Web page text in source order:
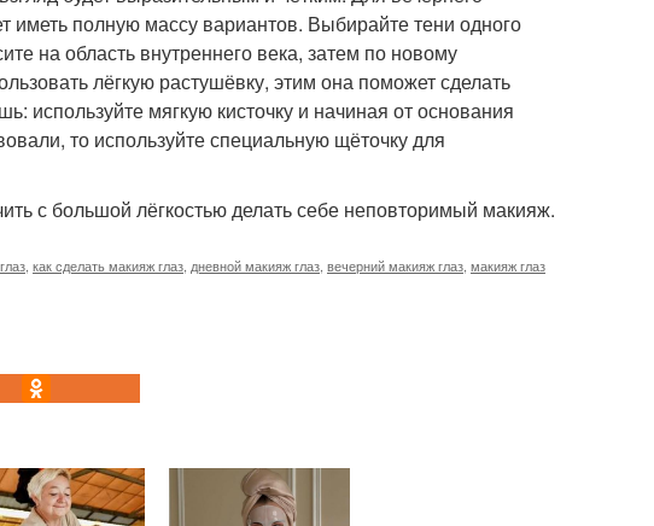
иметь полную массу вариантов. Выбирайте тени одного
на область внутреннего века, затем по новому
лёгкую растушёвку, этим она поможет сделать
используйте мягкую кисточку и начиная от основания
то используйте специальную щёточку для
с большой лёгкостью делать себе неповторимый макияж.
, как сделать макияж глаз, дневной макияж глаз, вечерний макияж глаз, макияж глаз